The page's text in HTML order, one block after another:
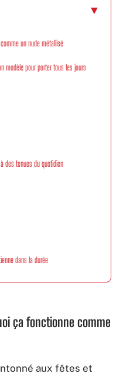
un nude métallisé
modèle pour porter tous les jours
des tenues du quotidien
dans la durée
ça fonctionne comme
aux fêtes et